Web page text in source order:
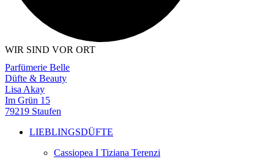
WIR SIND VOR ORT
Parfümerie Belle
Düfte & Beauty
Lisa Akay
Im Grün 15
79219 Staufen
LIEBLINGSDÜFTE
Cassiopea I Tiziana Terenzi